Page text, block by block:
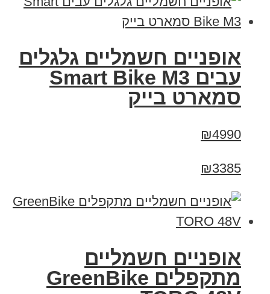
אופניים חשמליים גלגלים
עבים Smart Bike M3
סמארט בייק
₪4990
₪3385
אופניים חשמליים
מתקפלים GreenBike